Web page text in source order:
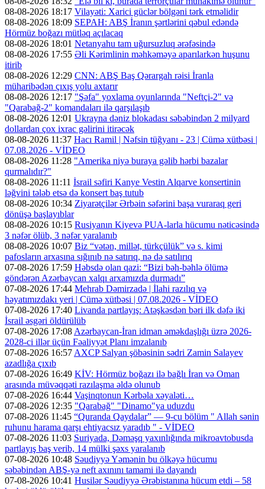
08-08-2026 18:17 Vilayəti: Xarici güclər bölgəni tərk etməlidir
08-08-2026 18:09 SEPAH: ABŞ İranın şərtlərini qəbul edəndə
Hörmüz boğazı mütləq açılacaq
08-08-2026 18:01 Netanyahu tam uğursuzluq ərəfəsində
08-08-2026 17:55 Əli Kərimlinin məhkəməyə aparılarkən huşunu
itirib
08-08-2026 12:29 CNN: ABŞ Baş Qərargah rəisi İranla
müharibədən çıxış yolu axtarır
08-08-2026 12:17 "Şəfa" yoxlama oyunlarında "Neftçi-2" və
"Qarabağ-2" komandaları ilə qarşılaşıb
08-08-2026 12:01 Ukrayna dəniz blokadası səbəbindən 2 milyard
dollardan çox ixrac gəlirini itirəcək
08-08-2026 11:37 Hacı Ramil | Nəfsin tüğyanı - 23 | Cümə xütbəsi |
07.08.2026 - VİDEO
08-08-2026 11:28 "Amerika niyə buraya gəlib hərbi bazalar
qurmalıdır?"
08-08-2026 11:11 İsrail səfiri Kanye Vestin Alqarve konsertinin
ləğvini tələb etsə də konsert baş tutub
08-08-2026 10:34 Ziyarətçilər Ərbəin səfərini başa vuraraq geri
dönüşə başlayıblar
08-08-2026 10:15 Rusiyanın Kiyevə PUA-larla hücumu nəticəsində
3 nəfər ölüb, 3 nəfər yaralanıb
08-08-2026 10:07 Biz “vətən, millət, türkçülük” və s. kimi
pafosların arxasına sığınıb nə satırıq, nə də satılırıq
07-08-2026 17:59 Həbsdə olan qazi: “Bizi bəh-bəhlə ölümə
göndərən Azərbaycan xalqı arxamızda durmadı”
07-08-2026 17:44 Mehrab Dəmirzadə | İlahi razılıq və
həyatımızdakı yeri | Cümə xütbəsi | 07.08.2026 - VİDEO
07-08-2026 17:40 Livanda partlayış: Atəşkəsdən bəri ilk dəfə iki
İsrail əsgəri öldürülüb
07-08-2026 17:08 Azərbaycan-İran idman əməkdaşlığı üzrə 2026-
2028-ci illər üçün Fəaliyyət Planı imzalanıb
07-08-2026 16:57 AXCP Salyan şöbəsinin sədri Zamin Salayev
azadlığa çıxıb
07-08-2026 16:49 KİV: Hörmüz boğazı ilə bağlı İran və Oman
arasında müvəqqəti razılaşma əldə olunub
07-08-2026 16:44 Vaşinqtonun Kərbəla xəyaləti…
07-08-2026 12:35 "Qarabağ" "Dinamo"ya uduzdu
07-08-2026 11:45 “Quranda Qaydalar” — 9-cu bölüm " Allah sənin
ruhunu harama qarşı ehtiyacsız yaradıb " - VİDEO
07-08-2026 11:03 Suriyada, Dəməşq yaxınlığında mikroavtobusda
partlayış baş verib, 14 mülki şəxs yaralanıb
07-08-2026 10:48 Səudiyyə Yəmənin bu ölkəyə hücumu
səbəbindən ABŞ-yə neft axınını tamami ilə dayandı
07-08-2026 10:41 Husilər Səudiyyə Ərəbistanına hücum etdi – 58